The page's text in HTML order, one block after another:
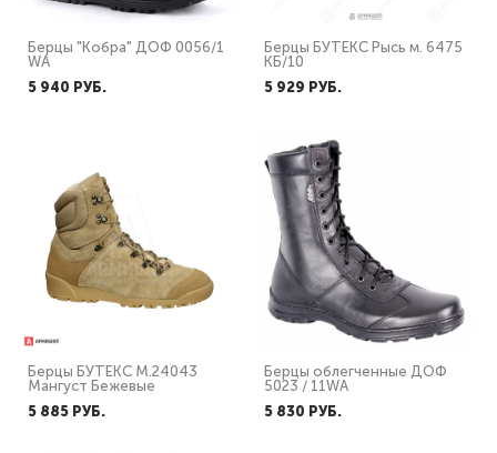
Берцы "Кобра" ДОФ 0056/1
WA
5 940 PУБ.
Берцы БУТЕКС Рысь м. 6475
КБ/10
5 929 PУБ.
Берцы БУТЕКС М.24043
Мангуст Бежевые
5 885 PУБ.
Берцы облегченные ДОФ
5023 / 11WA
5 830 PУБ.